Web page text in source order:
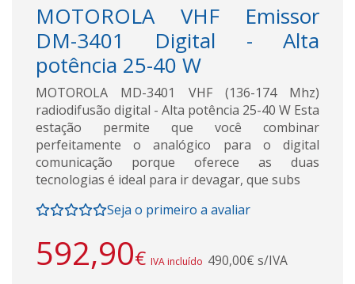
MOTOROLA VHF Emissor
DM-3401 Digital - Alta
potência 25-40 W
MOTOROLA MD-3401 VHF (136-174 Mhz)
radiodifusão digital - Alta potência 25-40 W Esta
estação permite que você combinar
perfeitamente o analógico para o digital
comunicação porque oferece as duas
tecnologias é ideal para ir devagar, que subs
Seja o primeiro a avaliar
592,90€ IVA incluído 490,00€ s/IVA